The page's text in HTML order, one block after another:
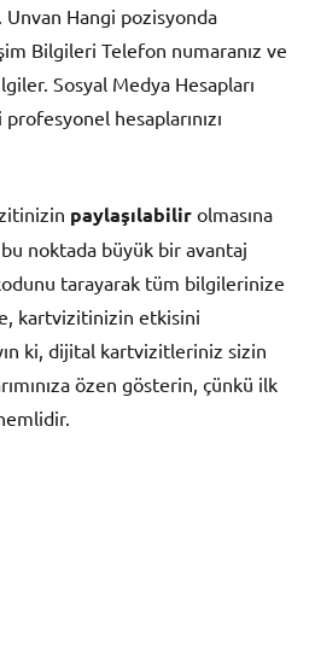
Unvan Hangi pozisyonda
Bilgileri Telefon numaranız ve
Sosyal Medya Hesapları
hesaplarınızı
paylaşılabilir olmasına
noktada büyük bir avantaj
tarayarak tüm bilgilerinize
kartvizitinizin etkisini
ki, dijital kartvizitleriniz sizin
özen gösterin, çünkü ilk